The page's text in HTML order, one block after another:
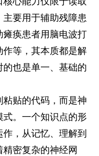
要用于辅助残障患
痪患者用脑电波打
等，其本质都是解
也是单一、基础的
贴的代码，而是神
。一个知识点的形
，从记忆、理解到
密复杂的神经网